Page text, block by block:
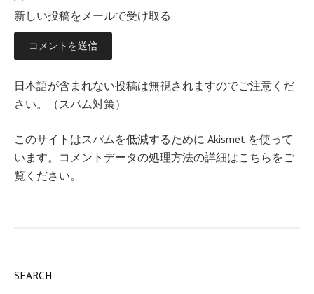
新しい投稿をメールで受け取る
日本語が含まれない投稿は無視されますのでご注意くだ
さい。（スパム対策）
このサイトはスパムを低減するために Akismet を使って
います。 コメントデータの処理方法の詳細はこちらをご
覧ください。
SEARCH